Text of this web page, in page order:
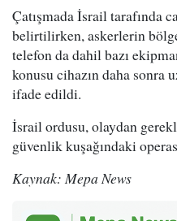
Çatışmada İsrail tarafında
belirtilirken, askerlerin
telefon da dahil bazı
konusu cihazın daha sonra
ifade edildi.
İsrail ordusu, olaydan
güvenlik kuşağındaki
Kaynak: Mepa News